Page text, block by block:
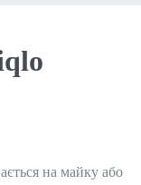
на майку або